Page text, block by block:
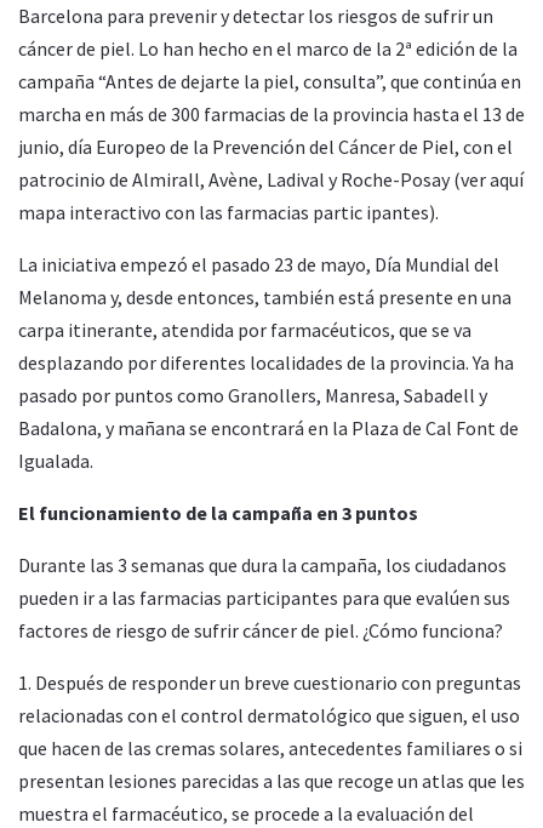
Barcelona para prevenir y detectar los riesgos de sufrir un
cáncer de piel. Lo han hecho en el marco de la 2ª edición de la
campaña “Antes de dejarte la piel, consulta”, que continúa en
marcha en más de 300 farmacias de la provincia hasta el 13 de
junio, día Europeo de la Prevención del Cáncer de Piel, con el
patrocinio de Almirall, Avène, Ladival y Roche-Posay (ver aquí
mapa interactivo con las farmacias partic ipantes).
La iniciativa empezó el pasado 23 de mayo, Día Mundial del
Melanoma y, desde entonces, también está presente en una
carpa itinerante, atendida por farmacéuticos, que se va
desplazando por diferentes localidades de la provincia. Ya ha
pasado por puntos como Granollers, Manresa, Sabadell y
Badalona, y mañana se encontrará en la Plaza de Cal Font de
Igualada.
El funcionamiento de la campaña en 3 puntos
Durante las 3 semanas que dura la campaña, los ciudadanos
pueden ir a las farmacias participantes para que evalúen sus
factores de riesgo de sufrir cáncer de piel. ¿Cómo funciona?
1. Después de responder un breve cuestionario con preguntas
relacionadas con el control dermatológico que siguen, el uso
que hacen de las cremas solares, antecedentes familiares o si
presentan lesiones parecidas a las que recoge un atlas que les
muestra el farmacéutico, se procede a la evaluación del